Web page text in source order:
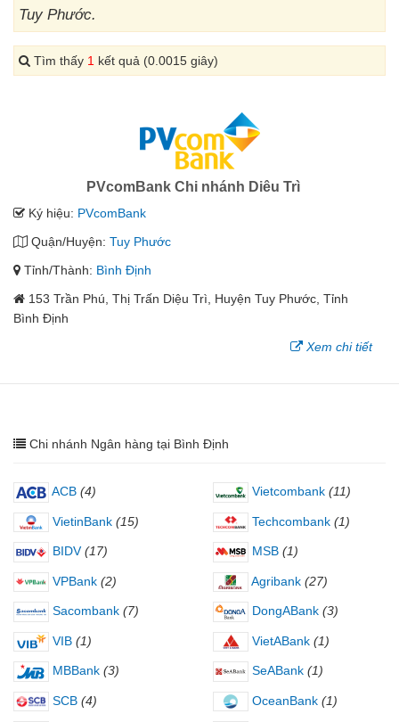
Tuy Phước.
Tìm thấy 1 kết quả (0.0015 giây)
PVcomBank Chi nhánh Diêu Trì
Ký hiệu: PVcomBank
Quận/Huyện: Tuy Phước
Tỉnh/Thành: Bình Định
153 Trần Phú, Thị Trấn Diệu Trì, Huyện Tuy Phước, Tỉnh
Bình Định
Xem chi tiết
Chi nhánh Ngân hàng tại Bình Định
ACB (4) Vietcombank (11)
VietinBank (15) Techcombank (1)
BIDV (17) MSB (1)
VPBank (2) Agribank (27)
Sacombank (7) DongABank (3)
VIB (1) VietABank (1)
MBBank (3) SeABank (1)
SCB (4) OceanBank (1)